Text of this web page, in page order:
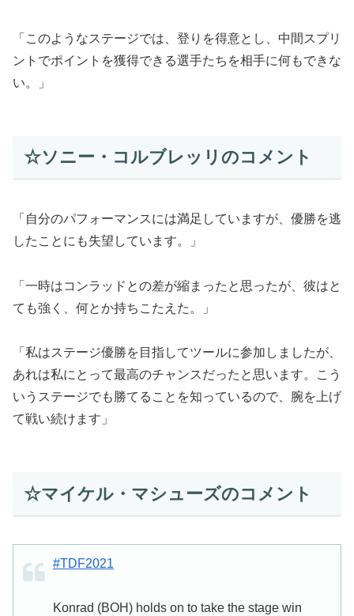
「このようなステージでは、登りを得意とし、中間スプリ
ントでポイントを獲得できる選手たちを相手に何もできな
い。」
☆ソニー・コルブレッリのコメント
「自分のパフォーマンスには満足していますが、優勝を逃
したことにも失望しています。」
「一時はコンラッドとの差が縮まったと思ったが、彼はと
ても強く、何とか持ちこたえた。」
「私はステージ優勝を目指してツールに参加しましたが、
あれは私にとって最高のチャンスだったと思います。こう
いうステージでも勝てることを知っているので、腕を上げ
て戦い続けます」
☆マイケル・マシューズのコメント
#TDF2021
Konrad (BOH) holds on to take the stage win